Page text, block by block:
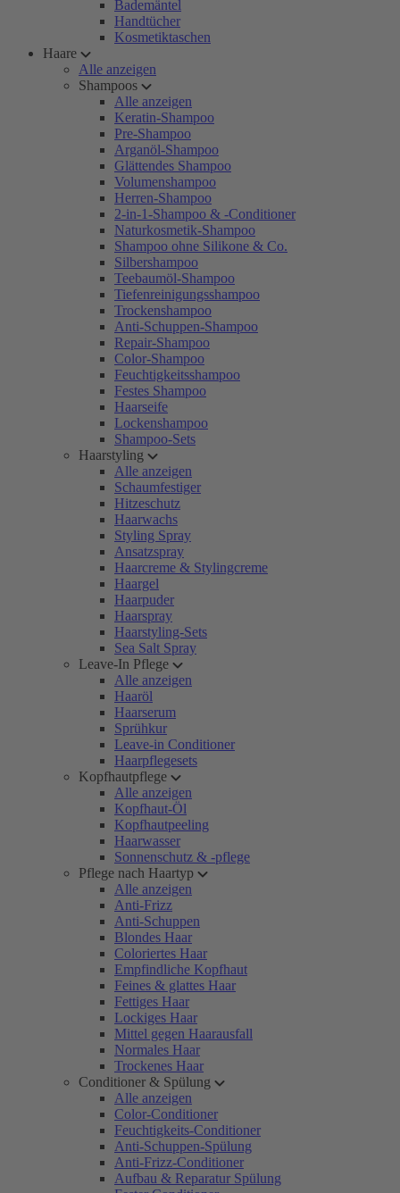
Bademäntel
Handtücher
Kosmetiktaschen
Haare
Alle anzeigen
Shampoos
Alle anzeigen
Keratin-Shampoo
Pre-Shampoo
Arganöl-Shampoo
Glättendes Shampoo
Volumenshampoo
Herren-Shampoo
2-in-1-Shampoo & -Conditioner
Naturkosmetik-Shampoo
Shampoo ohne Silikone & Co.
Silbershampoo
Teebaumöl-Shampoo
Tiefenreinigungsshampoo
Trockenshampoo
Anti-Schuppen-Shampoo
Repair-Shampoo
Color-Shampoo
Feuchtigkeitsshampoo
Festes Shampoo
Haarseife
Lockenshampoo
Shampoo-Sets
Haarstyling
Alle anzeigen
Schaumfestiger
Hitzeschutz
Haarwachs
Styling Spray
Ansatzspray
Haarcreme & Stylingcreme
Haargel
Haarpuder
Haarspray
Haarstyling-Sets
Sea Salt Spray
Leave-In Pflege
Alle anzeigen
Haaröl
Haarserum
Sprühkur
Leave-in Conditioner
Haarpflegesets
Kopfhautpflege
Alle anzeigen
Kopfhaut-Öl
Kopfhautpeeling
Haarwasser
Sonnenschutz & -pflege
Pflege nach Haartyp
Alle anzeigen
Anti-Frizz
Anti-Schuppen
Blondes Haar
Coloriertes Haar
Empfindliche Kopfhaut
Feines & glattes Haar
Fettiges Haar
Lockiges Haar
Mittel gegen Haarausfall
Normales Haar
Trockenes Haar
Conditioner & Spülung
Alle anzeigen
Color-Conditioner
Feuchtigkeits-Conditioner
Anti-Schuppen-Spülung
Anti-Frizz-Conditioner
Aufbau & Reparatur Spülung